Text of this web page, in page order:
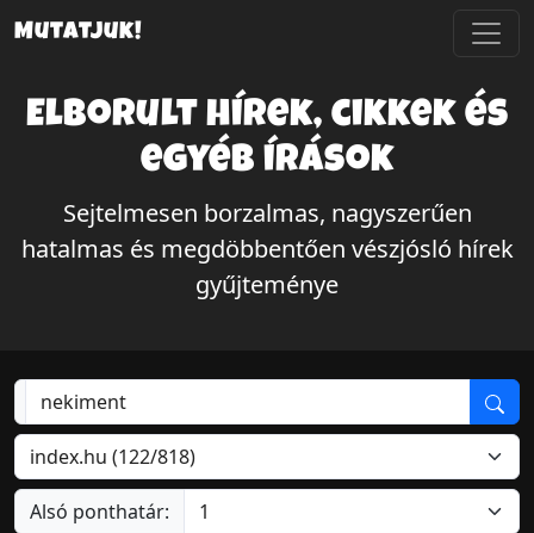
Mutatjuk!
Elborult hírek, cikkek és
egyéb írások
Sejtelmesen borzalmas, nagyszerűen
hatalmas és megdöbbentően vészjósló hírek
gyűjteménye
Alsó ponthatár: